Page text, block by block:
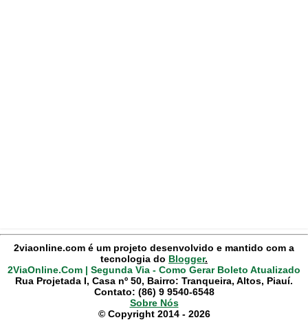
2viaonline.com é um projeto desenvolvido e mantido com a
tecnologia do Blogger.
2ViaOnline.Com | Segunda Via - Como Gerar Boleto Atualizado
Rua Projetada I, Casa nº 50, Bairro: Tranqueira, Altos, Piauí.
Contato: (86) 9 9540-6548
Sobre Nós
© Copyright 2014 - 2026